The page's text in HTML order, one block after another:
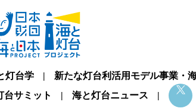
灯台学 新たな灯台利活用モデル事業・
台サミット 海と灯台ニュース